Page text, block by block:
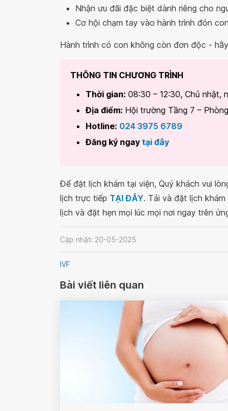
Nhận ưu đãi đặc biệt dành riêng cho
Cơ hội chạm tay vào hành trình đón
Hành trình có con không còn đơn độc -
THÔNG TIN CHƯƠNG TRÌNH
Thời gian: 08:30 – 12:30, Chủ nhật,
Địa điểm: Hội trường Tầng 7 –
Hotline: 024 3975 6789
Đăng ký ngay tại đây
Để đặt lịch khám tại viện, Quý khách vui
lịch trực tiếp TẠI ĐÂY. Tải và đặt lịch
lịch và đặt hẹn mọi lúc mọi nơi ngay trên
Cập nhật: 20-05-2025
IVF
Bài viết liên quan